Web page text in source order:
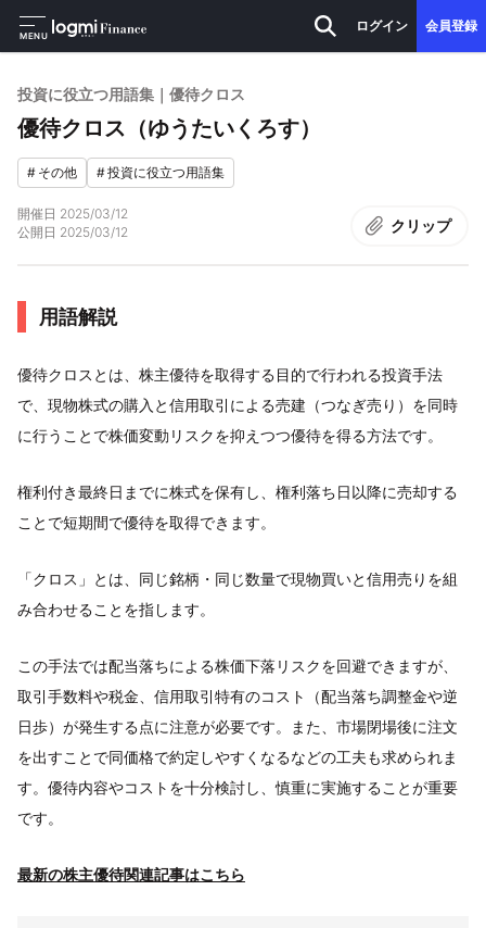
MENU
ログイン 会員登録
投資に役立つ用語集｜優待クロス
優待クロス（ゆうたいくろす）
# その他 #投資に役立つ用語集
開催日 2025/03/12
公開日 2025/03/12 クリップ
用語解説
優待クロスとは、株主優待を取得する目的で行われる投資手法
で、現物株式の購入と信用取引による売建（つなぎ売り）を同時
に行うことで株価変動リスクを抑えつつ優待を得る方法です。
権利付き最終日までに株式を保有し、権利落ち日以降に売却する
ことで短期間で優待を取得できます。
「クロス」とは、同じ銘柄・同じ数量で現物買いと信用売りを組
み合わせることを指します。
この手法では配当落ちによる株価下落リスクを回避できますが、
取引手数料や税金、信用取引特有のコスト（配当落ち調整金や逆
日歩）が発生する点に注意が必要です。また、市場閉場後に注文
を出すことで同価格で約定しやすくなるなどの工夫も求められま
す。優待内容やコストを十分検討し、慎重に実施することが重要
です。
最新の株主優待関連記事はこちら